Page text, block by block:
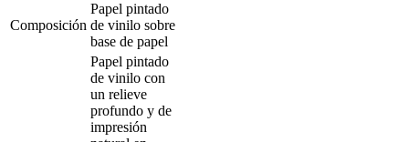
Composición
Papel pintado
de vinilo sobre
base de papel
Papel pintado
de vinilo con
un relieve
profundo y de
impresión